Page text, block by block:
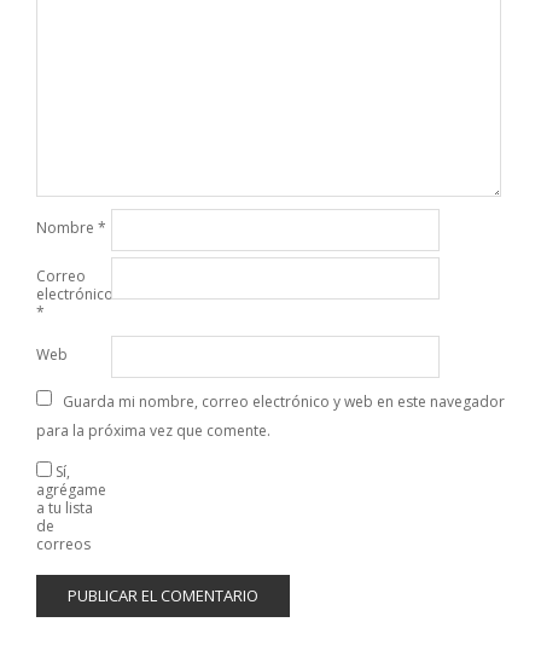
Nombre *
Correo
electrónico
*
Web
Guarda mi nombre, correo electrónico y web en este navegador
para la próxima vez que comente.
Sí,
agrégame
a tu lista
de
correos